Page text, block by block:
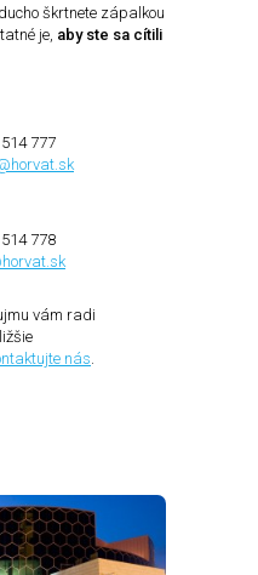
škrtnete zápalkou
je, aby ste sa cítili
777
778
vám radi
nás